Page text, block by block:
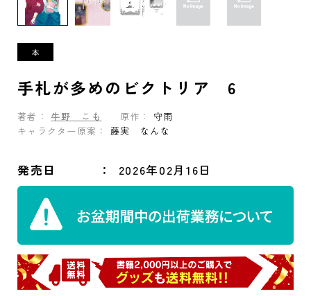
手札が多めのビクトリア 6
著者： 牛野 こも 原作：
守雨
キャラクター原案：
藤実 なんな
発売日 2026年02月16日